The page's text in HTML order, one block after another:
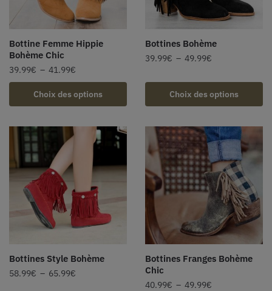
Bottine Femme Hippie
Bohème Chic
39.99€ – 41.99€
Choix des options
Bottines Bohème
39.99€ – 49.99€
Choix des options
Bottines Style Bohème
58.99€ – 65.99€
Bottines Franges Bohème
Chic
40.99€ – 49.99€